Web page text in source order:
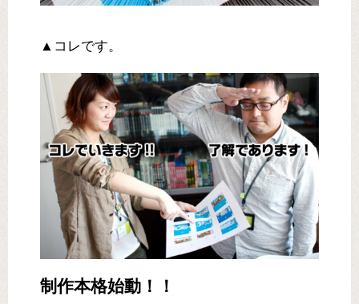
▲コレです。
制作本格始動！！